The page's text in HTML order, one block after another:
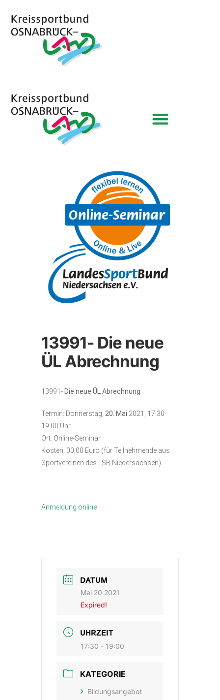
13991- Die neue
ÜL Abrechnung
13991- Die neue ÜL Abrechnung
Termin: Donnerstag, 20. Mai 2021, 17:30-
19:00 Uhr
Ort: Online-Seminar
Kosten: 00,00 Euro (für Teilnehmende aus
Sportvereinen des LSB Niedersachsen)
Anmeldung online
DATUM
Mai 20 2021
Expired!
UHRZEIT
17:30 - 19:00
KATEGORIE
Bildungsangebot